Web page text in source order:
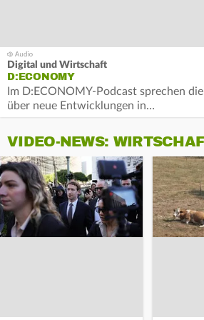
Digital und Wirtschaft
D:ECONOMY
Im D:ECONOMY-Podcast sprechen
über neue Entwicklungen in…
VIDEO-NEWS: